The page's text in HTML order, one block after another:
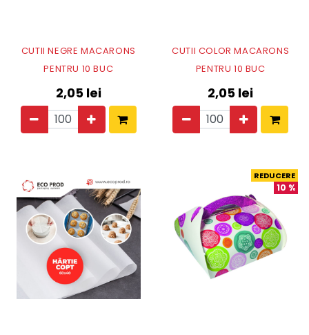
CUTII NEGRE MACARONS
PENTRU 10 BUC
2,05lei
CUTII COLOR MACARONS
PENTRU 10 BUC
2,05 lei
REDUCERE
10 %